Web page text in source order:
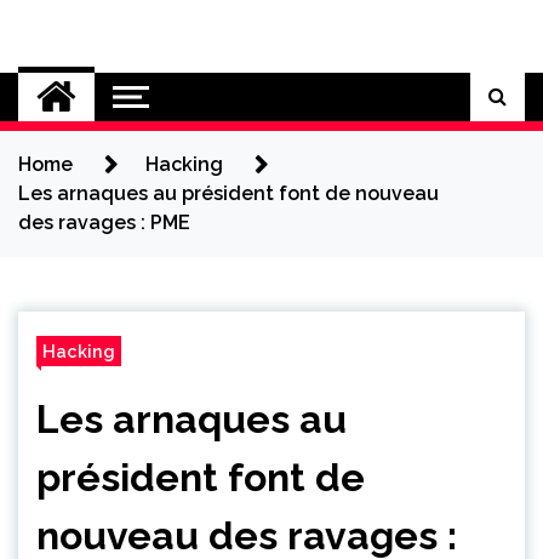
content
Cybersecurity News
Home
Hacking
Les arnaques au président font de nouveau
des ravages : PME
Hacking
Les arnaques au
président font de
nouveau des ravages :